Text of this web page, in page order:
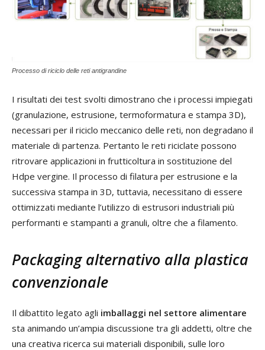
Processo di riciclo delle reti antigrandine
I risultati dei test svolti dimostrano che i processi impiegati
(granulazione, estrusione, termoformatura e stampa 3D),
necessari per il riciclo meccanico delle reti, non degradano il
materiale di partenza. Pertanto le reti riciclate possono
ritrovare applicazioni in frutticoltura in sostituzione del
Hdpe vergine. Il processo di filatura per estrusione e la
successiva stampa in 3D, tuttavia, necessitano di essere
ottimizzati mediante l’utilizzo di estrusori industriali più
performanti e stampanti a granuli, oltre che a filamento.
Packaging alternativo alla plastica
convenzionale
Il dibattito legato agli imballaggi nel settore alimentare
sta animando un’ampia discussione tra gli addetti, oltre che
una creativa ricerca sui materiali disponibili, sulle loro